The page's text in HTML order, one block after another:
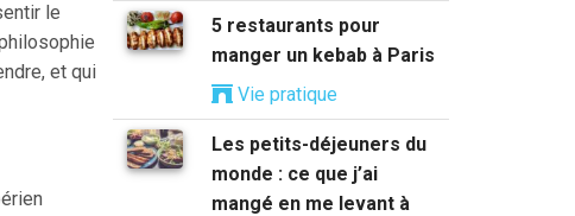
le
et qui
5 restaurants pour
manger un kebab à Paris
Vie pratique
Les petits-déjeuners du
monde : ce que j’ai
mangé en me levant à